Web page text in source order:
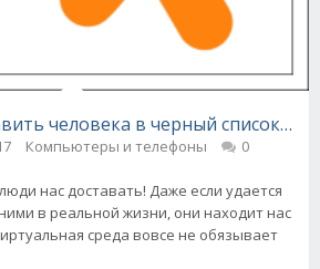
человека в черный список в
Компьютеры и телефоны 0
нас доставать! Даже если удается
в реальной жизни, они находит нас
среда вовсе не обязывает